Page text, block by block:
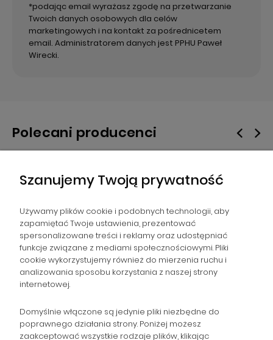
*podając email wyrażasz zgodę na przetwarzanie
Twoich danych osobowych dla celów
marketingowych i na kontakt za pośrednicetem
email. Administratorem danych jest PPHU Paweł
Wirecki.
Polecani producenci
NAWIGACJA
POMOC
ZAMÓWIENIA
Szanujemy Twoją prywatność
Używamy plików cookie i podobnych technologii, aby
zapamiętać Twoje ustawienia, prezentować
spersonalizowane treści i reklamy oraz udostępniać
funkcje związane z mediami społecznościowymi. Pliki
cookie wykorzystujemy również do mierzenia ruchu i
analizowania sposobu korzystania z naszej strony
internetowej.
Domyślnie włączone są jedynie pliki niezbędne do
poprawnego działania strony. Poniżej możesz
zaakceptować wszystkie rodzaje plików, klikając